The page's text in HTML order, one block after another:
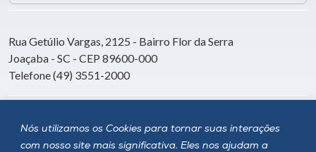
Nós utilizamos os Cookies para tornar suas interações
com nosso site mais significativa. Eles nos ajudam a
Rua Getúlio Vargas, 2125 - Bairro Flor da Serra
Joaçaba - SC - CEP 89600-000
Telefone (49) 3551-2000
Siga a Unoesc